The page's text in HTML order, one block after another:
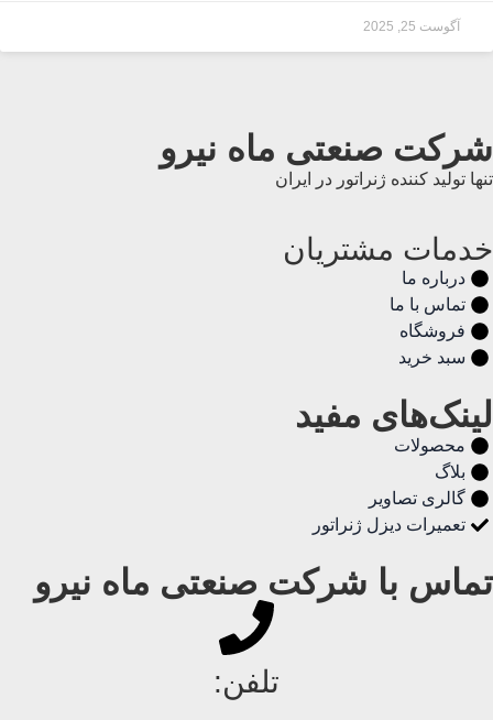
آگوست 25, 2025
شرکت صنعتی ماه نیرو
تنها تولید کننده ژنراتور در ایران
خدمات مشتریان
درباره ما
تماس با ما
فروشگاه
سبد خرید
لینک‌های مفید
محصولات
بلاگ
گالری تصاویر
تعمیرات دیزل ژنراتور
تماس با شرکت صنعتی ماه نیرو
تلفن: